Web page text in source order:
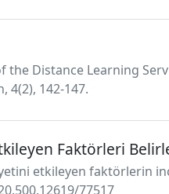
the Distance Learning
4(2), 142-147.
Faktörleri
etkileyen faktörlerin
77517